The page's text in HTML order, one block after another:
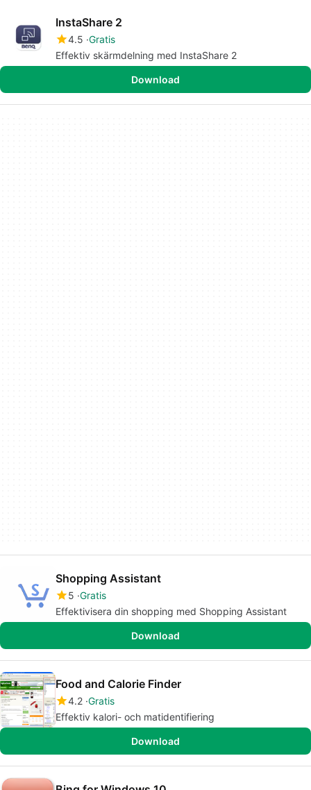
InstaShare 2
4.5 Gratis
Effektiv skärmdelning med InstaShare 2
Download
Shopping Assistant
5 Gratis
Effektivisera din shopping med Shopping Assistant
Download
Food and Calorie Finder
4.2 Gratis
Effektiv kalori- och matidentifiering
Download